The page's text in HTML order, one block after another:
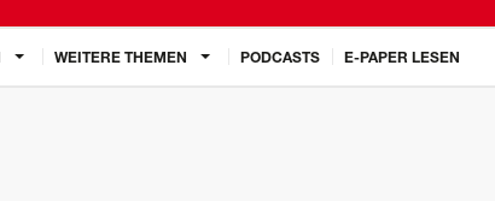
WEITERE THEMEN PODCASTS E-PAPER LESEN